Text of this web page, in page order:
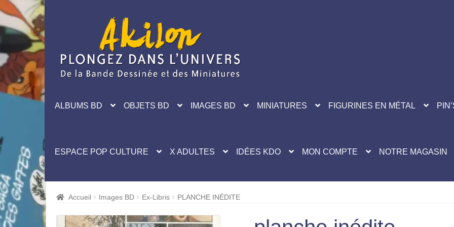
navigation
ALBUMS BD OBJETS BD IMAGES BD MINIATURES FIGURINES EN MÉTAL
ESPACE POP CULTURE X ADULTES IDÉES KDO MON COMPTE NOTRE MAGASIN
Accueil Images BD Ex-Libris PLANCHE INÉDITE